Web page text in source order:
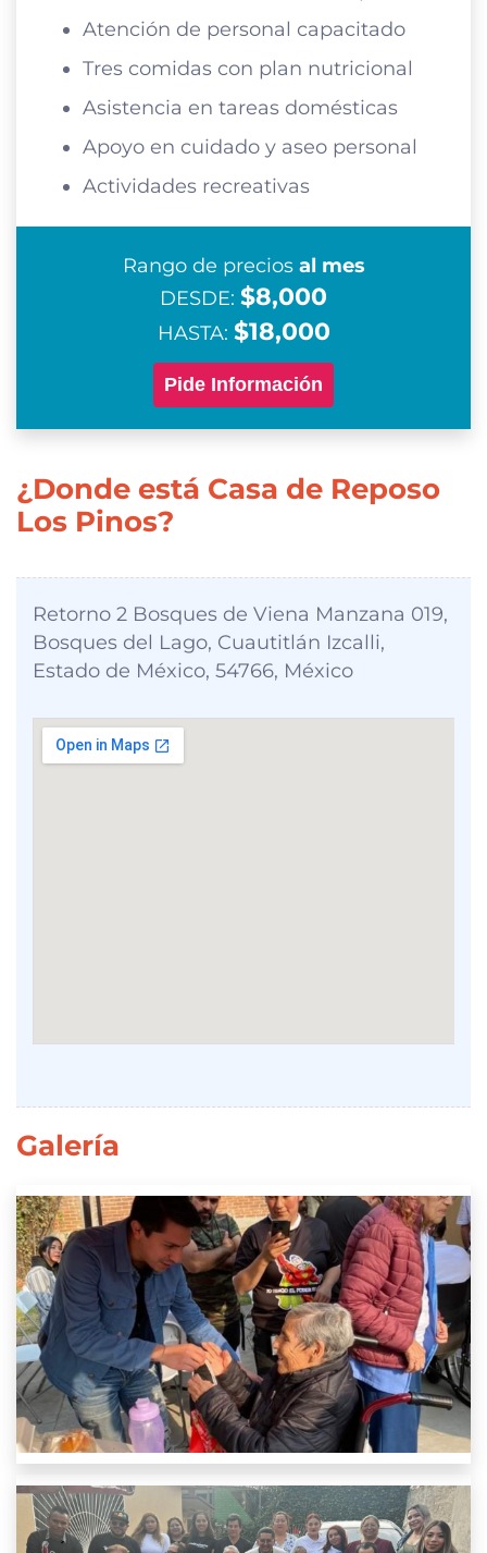
Atención de personal capacitado
Tres comidas con plan nutricional
Asistencia en tareas domésticas
Apoyo en cuidado y aseo personal
Actividades recreativas
Rango de precios al mes
DESDE: $8,000
HASTA: $18,000
Pide Información
¿Donde está Casa de Reposo
Los Pinos?
Retorno 2 Bosques de Viena Manzana 019,
Bosques del Lago, Cuautitlán Izcalli,
Estado de México, 54766, México
Galería